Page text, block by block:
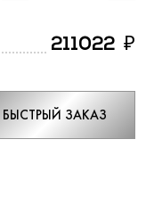
211022 ₽
БЫСТРЫЙ ЗАКАЗ